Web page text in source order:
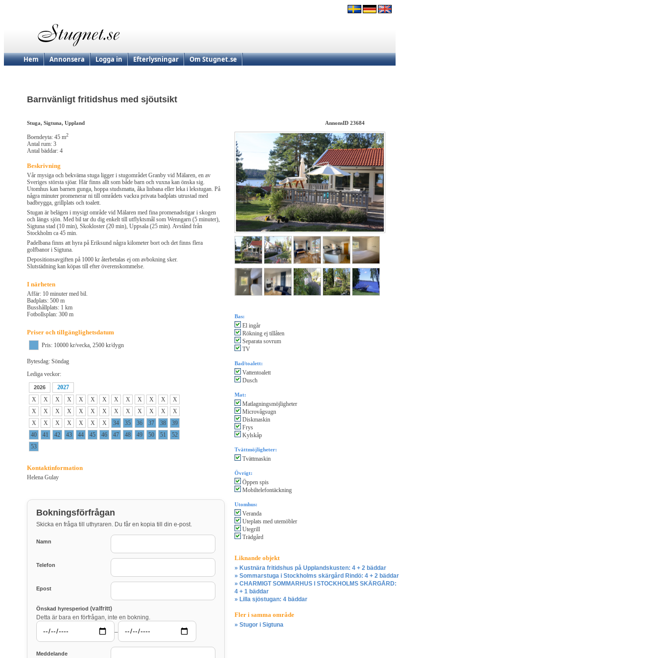
Hem Annonsera Logga in Efterlysningar Om Stugnet.se
Barnvänligt fritidshus med sjöutsikt
Stuga, Sigtuna, Uppland AnnonsID 23684
Boendeyta: 45 m2
Antal rum: 3
Antal bäddar: 4
Beskrivning
Vår mysiga och bekväma stuga ligger i stugområdet Granby vid Mälaren, en av
Sveriges största sjöar. Här finns allt som både barn och vuxna kan önska sig.
Utomhus kan barnen gunga, hoppa studsmatta, åka linbana eller leka i lekstugan. På
några minuter promenerar ni till områdets vackra privata badplats utrustad med
badbrygga, grillplats och toalett.
Stugan är belägen i mysigt område vid Mälaren med fina promenadstigar i skogen
och längs sjön. Med bil tar du dig enkelt till utflyktsmål som Wenngarn (5 minuter),
Sigtuna stad (10 min), Skokloster (20 min), Uppsala (25 min). Avstånd från
Stockholm ca 45 min.
Padelbana finns att hyra på Eriksund några kilometer bort och det finns flera
golfbanor i Sigtuna.
Depositionsavgiften på 1000 kr återbetalas ej om avbokning sker.
Slutstädning kan köpas till efter överenskommelse.
I närheten
Affär: 10 minuter med bil.
Badplats: 500 m
Busshållplats: 1 km
Fotbollsplan: 300 m
Priser och tillgänglighetsdatum
Pris: 10000 kr/vecka, 2500 kr/dygn
Bytesdag: Söndag
Lediga veckor:
2026
2027
X
X X X X X X X X X X X
X
X
X X X X X X X X X X X
X
X
X X X X X X 34 35 36 37 38
39
40
41 42 43 44 45 46 47 48 49 50 51
52
53
Kontaktinformation
Helena Gulay
Bokningsförfrågan
Skicka en fråga till uthyraren. Du får en kopia till din e-post.
Namn
Telefon
Epost
Önskad hyresperiod (valfritt)
Detta är bara en förfrågan, inte en bokning.
–
Meddelande
Bas:
El ingår
Rökning ej tillåten
Separata sovrum
TV
Bad/toalett:
Vattentoalett
Dusch
Mat:
Matlagningsmöjligheter
Microvågsugn
Diskmaskin
Frys
Kylskåp
Tvättmöjligheter:
Tvättmaskin
Övrigt:
Öppen spis
Mobiltelefontäckning
Utomhus:
Veranda
Uteplats med utemöbler
Utegrill
Trädgård
Liknande objekt
» Kustnära fritidshus på Upplandskusten: 4 + 2 bäddar
» Sommarstuga i Stockholms skärgård Rindö: 4 + 2 bäddar
» CHARMIGT SOMMARHUS I STOCKHOLMS SKÄRGÅRD:
4 + 1 bäddar
» Lilla sjöstugan: 4 bäddar
Fler i samma område
» Stugor i Sigtuna